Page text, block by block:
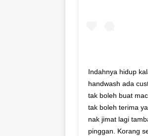
Indahnya hidup
handwash ada
tak boleh buat
tak boleh terima
nak jimat lagi
pinggan. Korang